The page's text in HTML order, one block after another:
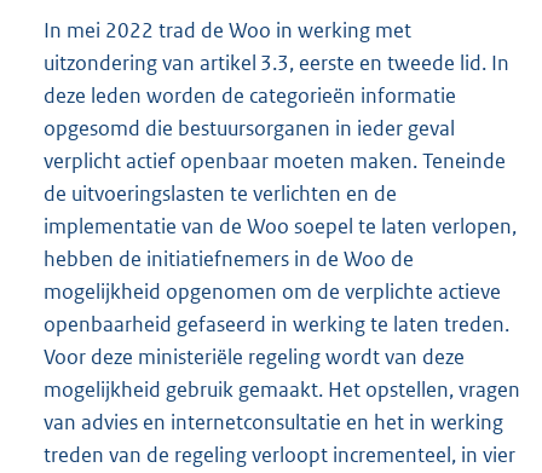
In mei 2022 trad de Woo in werking met
uitzondering van artikel 3.3, eerste en tweede lid. In
deze leden worden de categorieën informatie
opgesomd die bestuursorganen in ieder geval
verplicht actief openbaar moeten maken. Teneinde
de uitvoeringslasten te verlichten en de
implementatie van de Woo soepel te laten verlopen,
hebben de initiatiefnemers in de Woo de
mogelijkheid opgenomen om de verplichte actieve
openbaarheid gefaseerd in werking te laten treden.
Voor deze ministeriële regeling wordt van deze
mogelijkheid gebruik gemaakt. Het opstellen, vragen
van advies en internetconsultatie en het in werking
treden van de regeling verloopt incrementeel, in vier